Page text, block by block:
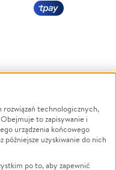
Powódź
Wichura
NGO
rozwiązań technologicznych,
to zapisywanie i
urządzenia końcowego
uzyskiwanie do nich
po to, aby zapewnić